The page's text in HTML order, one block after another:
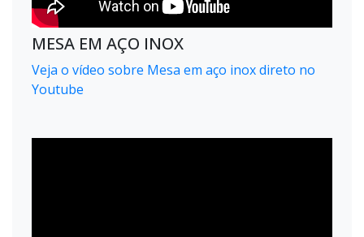
MESA EM AÇO INOX
Veja o vídeo sobre Mesa em aço inox direto no
Youtube